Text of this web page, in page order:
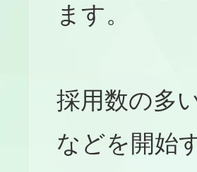
ます。
採用数の多
などを開始